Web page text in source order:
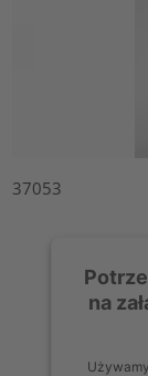
37053
na